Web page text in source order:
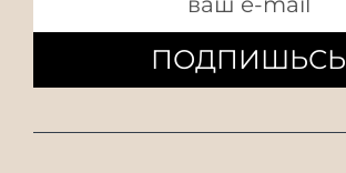
ПОДПИШЬСЬ